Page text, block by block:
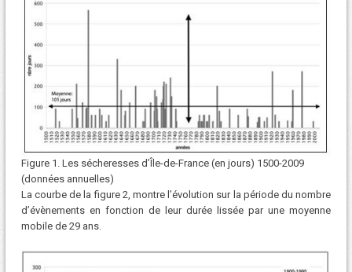
Figure 1. Les sécheresses d’Île-de-France (en jours) 1500-2009
(données annuelles)
La courbe de la figure 2, montre l’évolution sur la période du nombre
d’évènements en fonction de leur durée lissée par une moyenne
mobile de 29 ans.